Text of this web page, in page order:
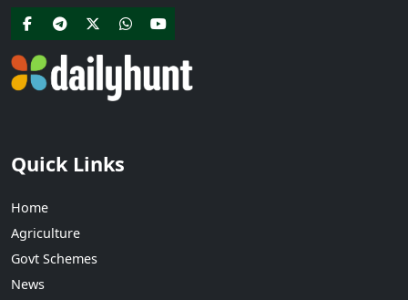
Quick Links
Home
Agriculture
Govt Schemes
News